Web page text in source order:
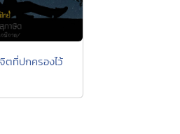
ที่ปกครองไว้